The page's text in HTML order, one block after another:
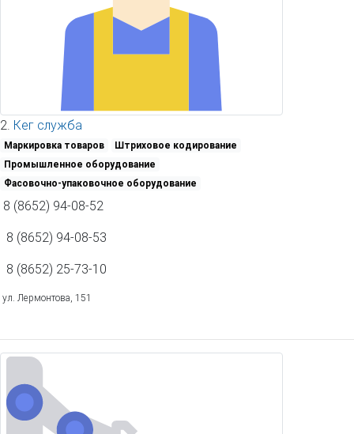
2. Кег служба
Маркировка товаров
Штриховое кодирование
Промышленное оборудование
Фасовочно-упаковочное оборудование
8 (8652) 94-08-52
8 (8652) 94-08-53
8 (8652) 25-73-10
ул. Лермонтова, 151